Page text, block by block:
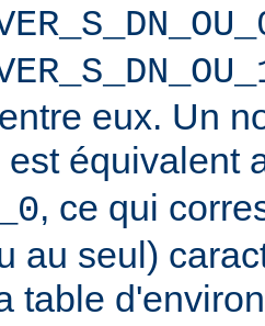
eux. Un
est équivalent
_0, ce qui
au seul)
table